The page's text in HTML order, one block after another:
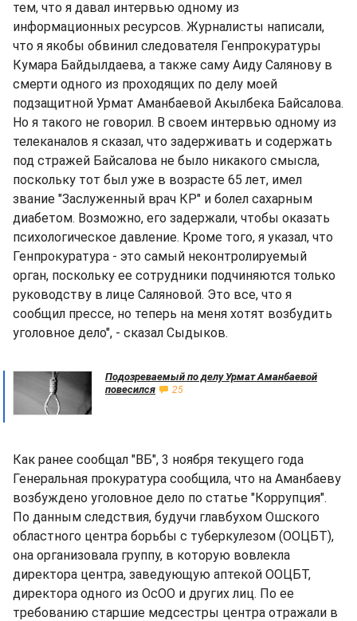
тем, что я давал интервью одному из
информационных ресурсов. Журналисты написали,
что я якобы обвинил следователя Генпрокуратуры
Кумара Байдылдаева, а также саму Аиду Салянову в
смерти одного из проходящих по делу моей
подзащитной Урмат Аманбаевой Акылбека Байсалова.
Но я такого не говорил. В своем интервью одному из
телеканалов я сказал, что задерживать и содержать
под стражей Байсалова не было никакого смысла,
поскольку тот был уже в возрасте 65 лет, имел
звание "Заслуженный врач КР" и болел сахарным
диабетом. Возможно, его задержали, чтобы оказать
психологическое давление. Кроме того, я указал, что
Генпрокуратура - это самый неконтролируемый
орган, поскольку ее сотрудники подчиняются только
руководству в лице Саляновой. Это все, что я
сообщил прессе, но теперь на меня хотят возбудить
уголовное дело", - сказал Сыдыков.
Подозреваемый по делу Урмат Аманбаевой
повесился
25
Как ранее сообщал "ВБ", 3 ноября текущего года
Генеральная прокуратура сообщила, что на Аманбаеву
возбуждено уголовное дело по статье "Коррупция".
По данным следствия, будучи главбухом Ошского
областного центра борьбы с туберкулезом (ООЦБТ),
она организовала группу, в которую вовлекла
директора центра, заведующую аптекой ООЦБТ,
директора одного из ОсОО и других лиц. По ее
требованию старшие медсестры центра отражали в